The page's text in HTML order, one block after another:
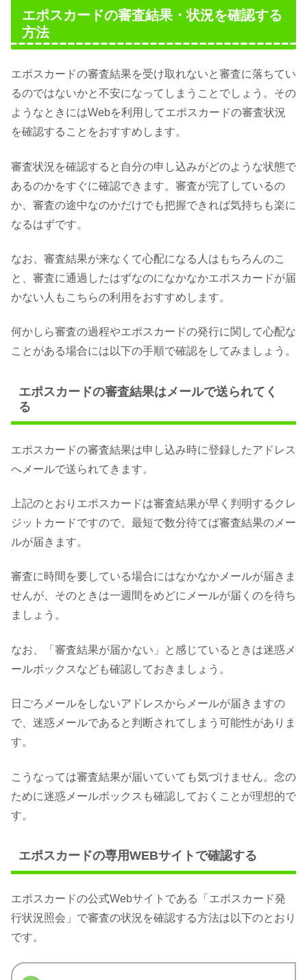
エポスカードの審査結果・状況を確認する
方法
エポスカードの審査結果を受け取れないと審査に落ちてい
るのではないかと不安になってしまうことでしょう。その
ようなときにはWebを利用してエポスカードの審査状況
を確認することをおすすめします。
審査状況を確認すると自分の申し込みがどのような状態で
あるのかをすぐに確認できます。審査が完了しているの
か、審査の途中なのかだけでも把握できれば気持ちも楽に
なるはずです。
なお、審査結果が来なくて心配になる人はもちろんのこ
と、審査に通過したはずなのになかなかエポスカードが届
かない人もこちらの利用をおすすめします。
何かしら審査の過程やエポスカードの発行に関して心配な
ことがある場合には以下の手順で確認をしてみましょう。
エポスカードの審査結果はメールで送られてく
る
エポスカードの審査結果は申し込み時に登録したアドレス
へメールで送られてきます。
上記のとおりエポスカードは審査結果が早く判明するクレ
ジットカードですので、最短で数分待てば審査結果のメー
ルが届きます。
審査に時間を要している場合にはなかなかメールが届きま
せんが、そのときは一週間をめどにメールが届くのを待ち
ましょう。
なお、「審査結果が届かない」と感じているときは迷惑メ
ールボックスなども確認しておきましょう。
日ごろメールをしないアドレスからメールが届きますの
で、迷惑メールであると判断されてしまう可能性がありま
す。
こうなっては審査結果が届いていても気づけません。念の
ために迷惑メールボックスも確認しておくことが理想的で
す。
エポスカードの専用WEBサイトで確認する
エポスカードの公式Webサイトである「エポスカード発
行状況照会」で審査の状況を確認する方法は以下のとおり
です。